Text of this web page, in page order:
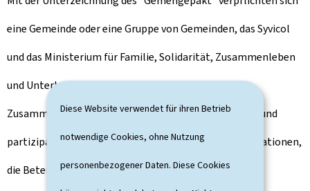
Diese Website verwendet für ihren Betrieb
notwendige Cookies, ohne Nutzung
personenbezogener Daten. Diese Cookies
eine Gemeinde oder eine Gruppe von Gemeinden, das Syvicol
und das Ministerium für Familie, Solidarität, Zusammenleben
und Unterbringung von Flüchtlingen zu einer engen
Zusammenarbeit im Hinblick auf einen mehrjährigen und
partizipativen Prozess, bei dem der Zugang zu Informationen,
die Beteiligung aller Personen, die auf dem Gebiet der